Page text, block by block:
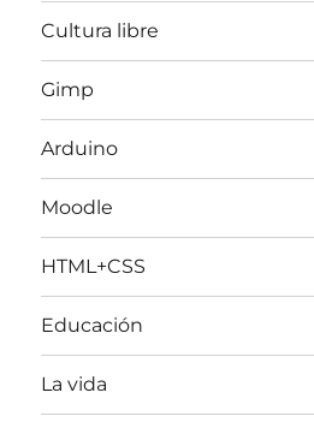
Cultura libre
Gimp
Arduino
Moodle
HTML+CSS
Educación
La vida